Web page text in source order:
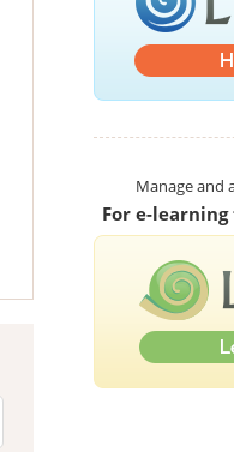
Manage and
For e-